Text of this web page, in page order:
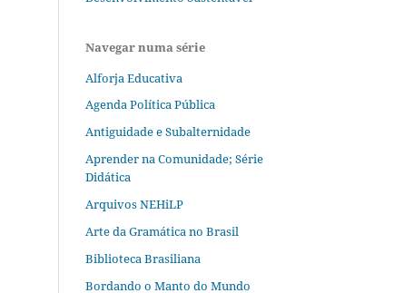
Navegar numa série
Alforja Educativa
Agenda Política Pública
Antiguidade e Subalternidade
Aprender na Comunidade; Série
Didática
Arquivos NEHiLP
Arte da Gramática no Brasil
Biblioteca Brasiliana
Bordando o Manto do Mundo